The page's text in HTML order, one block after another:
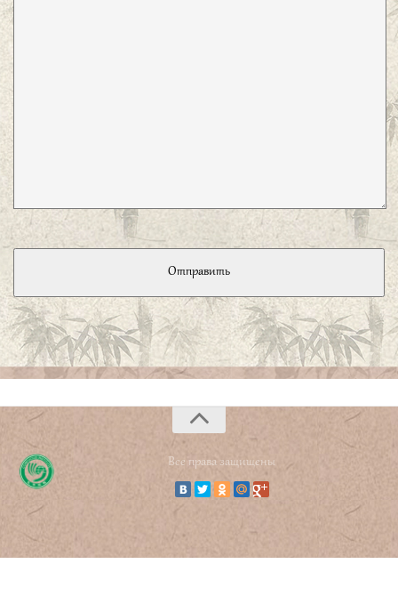
«Благородный муж держит себя строго, но не
устраивает споров с людьми, он умеет быть в согласии
谓之躁、言及之而不言、谓之隐、未见颜色
而言、谓之瞽。Конфуций предостерегал: — Рядом
с благородным мужем допускают три ошибки: говорить,
говорить, когда настало время говорить,— это
скрытность; и говорить, не замечая его мимики,— это
слепота.
子曰、君子怀德、小人怀土、君子怀刑、小
«Благородный муж думает о морали; низкий
человек думает о том, как бы получше устроиться.
Все права защищены